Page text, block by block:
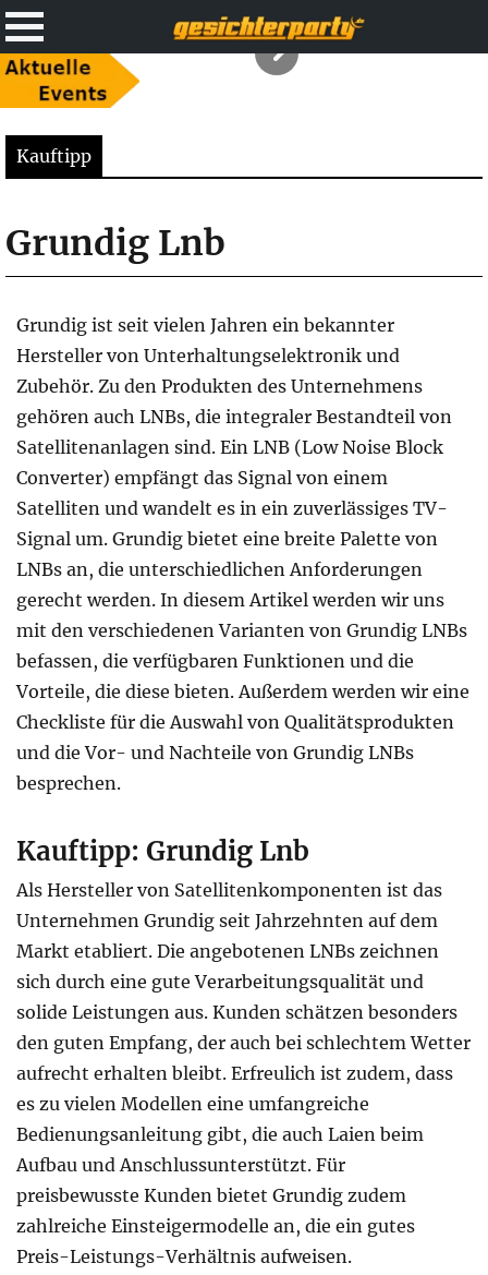
Kauftipp
Grundig Lnb
Grundig ist seit vielen Jahren ein bekannter
Hersteller von Unterhaltungselektronik und
Zubehör. Zu den Produkten des Unternehmens
gehören auch LNBs, die integraler Bestandteil von
Satellitenanlagen sind. Ein LNB (Low Noise Block
Converter) empfängt das Signal von einem
Satelliten und wandelt es in ein zuverlässiges TV-
Signal um. Grundig bietet eine breite Palette von
LNBs an, die unterschiedlichen Anforderungen
gerecht werden. In diesem Artikel werden wir uns
mit den verschiedenen Varianten von Grundig LNBs
befassen, die verfügbaren Funktionen und die
Vorteile, die diese bieten. Außerdem werden wir eine
Checkliste für die Auswahl von Qualitätsprodukten
und die Vor- und Nachteile von Grundig LNBs
besprechen.
Kauftipp: Grundig Lnb
Als Hersteller von Satellitenkomponenten ist das
Unternehmen Grundig seit Jahrzehnten auf dem
Markt etabliert. Die angebotenen LNBs zeichnen
sich durch eine gute Verarbeitungsqualität und
solide Leistungen aus. Kunden schätzen besonders
den guten Empfang, der auch bei schlechtem Wetter
aufrecht erhalten bleibt. Erfreulich ist zudem, dass
es zu vielen Modellen eine umfangreiche
Bedienungsanleitung gibt, die auch Laien beim
Aufbau und Anschlussunterstützt. Für
preisbewusste Kunden bietet Grundig zudem
zahlreiche Einsteigermodelle an, die ein gutes
Preis-Leistungs-Verhältnis aufweisen.